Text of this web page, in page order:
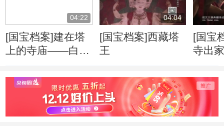
04:22
[国宝档案]建在塔
上的寺庙——白居
04:04
[国宝档案]西藏塔
王
[国宝
寺出